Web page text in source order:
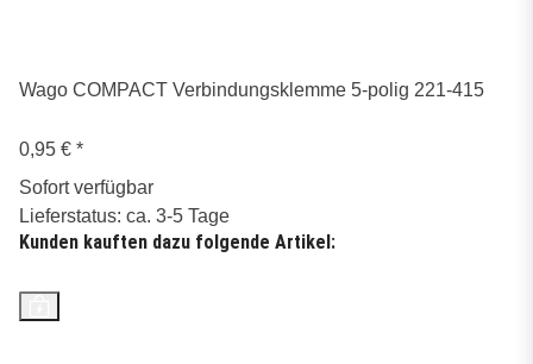
Wago COMPACT Verbindungsklemme 5-polig 221-415
0,95 € *
Sofort verfügbar
Lieferstatus: ca. 3-5 Tage
Kunden kauften dazu folgende Artikel: